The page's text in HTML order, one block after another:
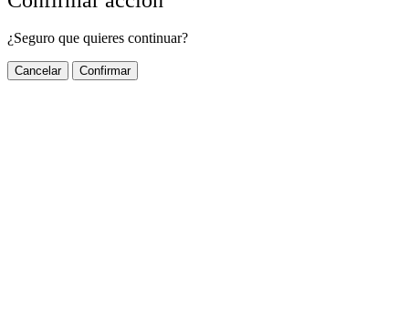
¿Seguro que quieres continuar?
Cancelar Confirmar